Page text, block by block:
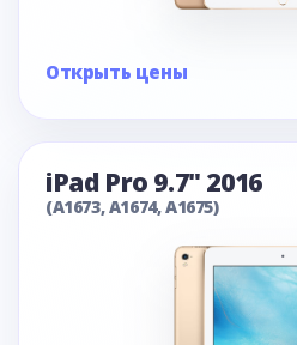
Открыть цены
iPad Pro 9.7" 2016
(A1673, A1674, A1675)